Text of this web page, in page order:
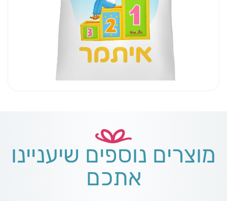
מוצרים נוספים שיעניינו
אתכם